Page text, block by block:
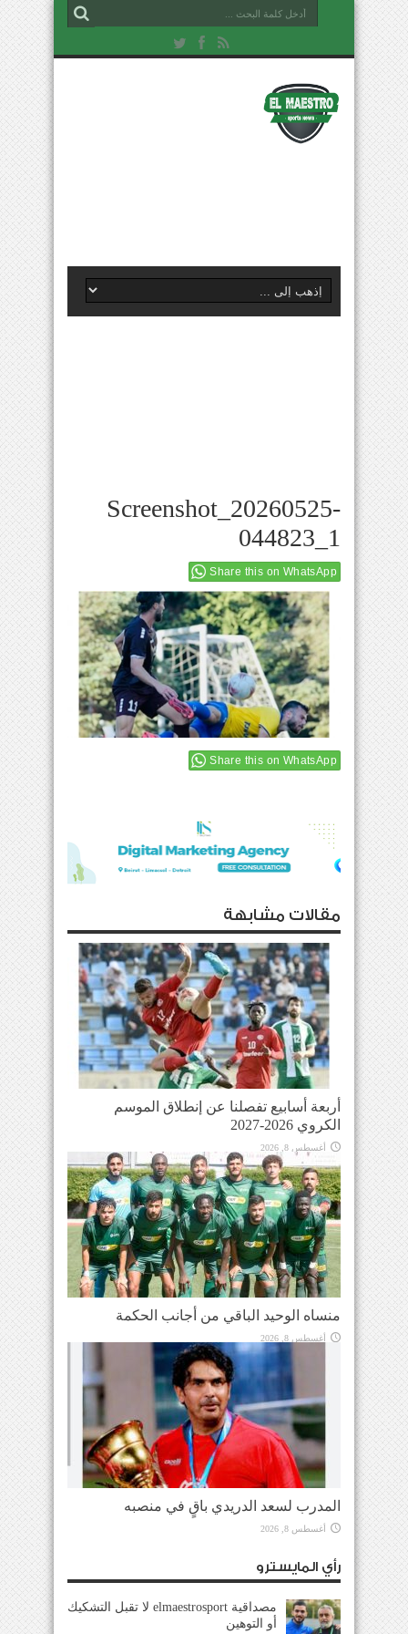
Screenshot_20260525-
044823_1
Share this on WhatsApp
Share this on WhatsApp
مقالات مشابهة
أربعة أسابيع تفصلنا عن إنطلاق الموسم
الكروي 2026-2027
أغسطس 8, 2026
منساه الوحيد الباقي من أجانب الحكمة
أغسطس 8, 2026
المدرب لسعد الدريدي باقٍ في منصبه
أغسطس 8, 2026
رأي المايسترو
مصداقية elmaestrosport لا تقبل التشكيك
أو التوهين